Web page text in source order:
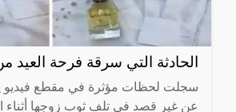
الحادثة التي سرقة فرحة العيد
سجلت لحظات مؤثرة في مقطع فيديو
عن غير قصد في تلف ثوب زوجها أثناء